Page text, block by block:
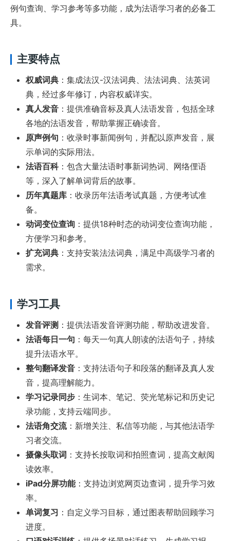
例句查询、学习参考等多功能，成为法语学习者的必备工
具。
主要特点
权威词典 ：集成法汉-汉法词典、法法词典、法英词
典，经过多年修订，内容权威详实。
真人发音 ：提供准确音标及真人法语发音，包括全球
各地的法语发音，帮助掌握正确读音。
原声例句 ：收录时事新闻例句，并配以原声发音，展
示单词的实际用法。
法语百科：包含大量法语时事新词热词、网络俚语
等，深入了解单词背后的故事。
历年真题库 ：收录历年法语考试真题，方便考试准
备。
动词变位查询 ：提供18种时态的动词变位查询功能，
方便学习和参考。
扩充词典 ：支持安装法法词典，满足中高级学习者的
需求。
学习工具
发音评测 ：提供法语发音评测功能，帮助改进发音。
法语每日一句 ：每天一句真人朗读的法语句子，持续
提升法语水平。
整句翻译发音 ：支持法语句子和段落的翻译及真人发
音，提高理解能力。
学习记录同步 ：生词本、笔记、荧光笔标记和历史记
录功能，支持云端同步。
法语角交流：新增关注、私信等功能，与其他法语学
习者交流。
摄像头取词 ：支持长按取词和拍照查词，提高文献阅
读效率。
iPad分屏功能：支持边浏览网页边查词，提升学习效
率。
单词复习 ：自定义学习目标，通过图表帮助回顾学习
进度。